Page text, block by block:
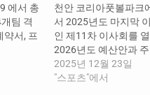
에서 총
팀 격
약서, 프
로 선
력 강화
천안 코리아풋볼파크
서 2025년도 마지막
인 제11차 이사회를
2026년도 예산안과
업 계획을 심의·확정했
날 이사회에서 의결된
2025년 12월 23일
"스포츠"에서